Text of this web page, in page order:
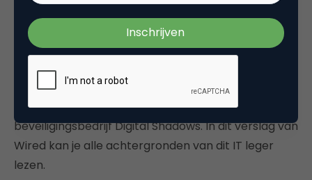
cybercriminelen en ransomware-groepen hebben
banden met Rusland en richten zich niet op het
land zelf. “Rusland wordt doorgaans beschouwd als
een van die landen waar cyberaanvallen vandaan
komen en niet naartoe gaan”, zegt Stefano De Blasi,
analist op het gebied van cyberdreigingen bij
beveiligingsbedrijf Digital Shadows. In dit verslag van
Wired kan je alle achtergronden van dit IT leger
lezen.